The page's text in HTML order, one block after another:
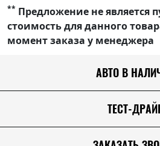
** Предложение не является
стоимость для данного
момент заказа у менеджера
АВТО В
ТЕСТ-